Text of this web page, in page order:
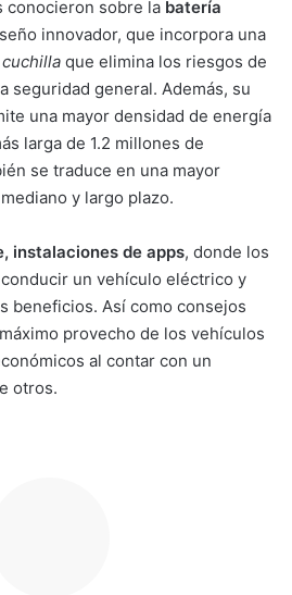
conocieron sobre la batería
innovador, que incorpora una
cuchilla que elimina los riesgos de
seguridad general. Además, su
una mayor densidad de energía
larga de 1.2 millones de
se traduce en una mayor
y largo plazo.
instalaciones de apps, donde los
un vehículo eléctrico y
beneficios. Así como consejos
provecho de los vehículos
al contar con un
otros.